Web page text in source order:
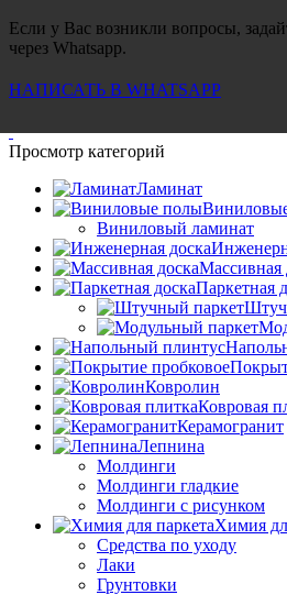
Если у Вас возникли вопросы,
через Whatsapp.
НАПИСАТЬ В WHATSAPP
Просмотр категорий
Ламинат
Виниловый ламинат
Массивная
Паркетная
Ковролин
Ковровая
Керамогранит
Лепнина
Молдинги
Молдинги гладкие
Молдинги с рисунком
Химия
Средства по уходу
Лаки
Грунтовки